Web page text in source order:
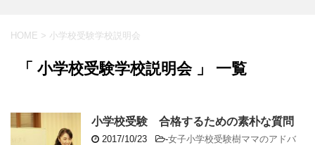
HOME > 小学校受験学校説明会
「 小学校受験学校説明会 」 一覧
小学校受験 合格するための素朴な質問
2017/10/23 -女子小学校受験樹ママのアドバ